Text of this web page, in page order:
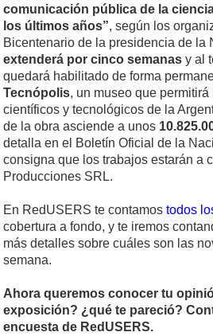
comunicación pública de la
los últimos años”, según los
Bicentenario de la presidencia de la
extenderá por cinco semanas y al
quedará habilitado de forma
Tecnópolis, un museo que
científicos y tecnológicos de la
de la obra asciende a unos
detalla en el Boletín Oficial de la
consigna que los trabajos estarán a
Producciones SRL.
En RedUSERS te contamos todos
cobertura a fondo, y te iremos
más detalles sobre cuáles son las
semana.
Ahora queremos conocer tu
exposición? ¿qué te pareció?
encuesta de RedUSERS.